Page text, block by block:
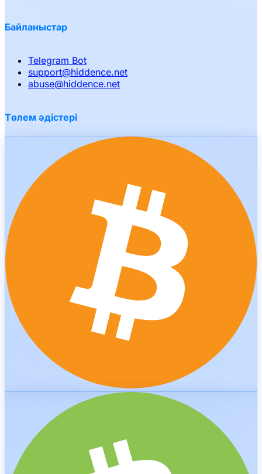
Байланыстар
Telegram Bot
support@hiddence.net
abuse@hiddence.net
Төлем әдістері